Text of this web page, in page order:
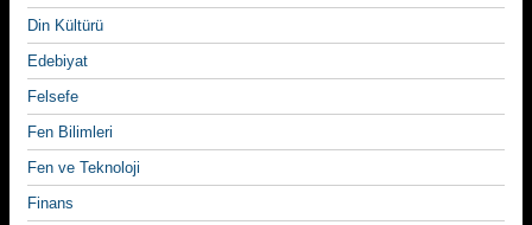
Din Kültürü
Edebiyat
Felsefe
Fen Bilimleri
Fen ve Teknoloji
Finans